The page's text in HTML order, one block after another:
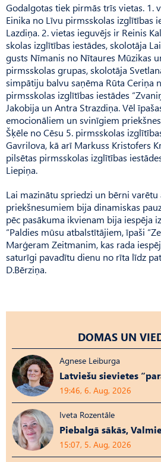
Godalgotas tiek pirmās trīs vietas. 1.
Einika no Līvu pirmsskolas izglītības
Lazdiņa. 2. vietas ieguvējs ir Reinis
skolas izglītības iestādes, skolotāja
gusts Nīmanis no Nītaures Mūzikas
pirmsskolas grupas, skolotāja
simpātiju balvu saņēma Rūta Ceriņa
pirmsskolas izglītības iestādes
Jakobija un Antra Straz­diņa. Vēl
emocionāliem un svinīgiem
Šķēle no Cēsu 5. pirmsskolas
Gavrilova, kā arī Markuss Kris­tofers
pilsētas pirmsskolas izglītības
Liepiņa.
Lai mazinātu spriedzi un bērni varētu
priekšnesumiem bija dinamiskas
pēc pasākuma ikvienam bija iespēja
“Paldies mūsu atbalstītājiem, īpaši
Marģeram Zeitmanim, kas rada
saturīgi pavadītu dienu no rīta līdz
D.Bērziņa.
DOMAS UN
Agnese Leiburga
Latviešu sievietes
19:46, 6. Aug, 2026
Iveta Rozentāle
Piebalgā sākās,
15:07, 5. Aug, 2026